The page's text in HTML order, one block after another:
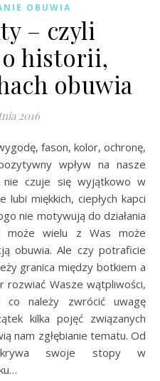
OBUWIA
– czyli
historii,
obuwia
2016
wpływ na nasze
nie czuje się wyjątkowo w
lubi miękkich, ciepłych kapci
nie motywują do działania
może wielu z Was może
obuwia. Ale czy potraficie
granica między botkiem a
rozwiać Wasze wątpliwości,
należy zwrócić uwagę
kilka pojęć związanych
nam zgłębianie tematu. Od
swoje stopy w